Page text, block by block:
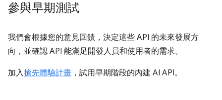
參與早期測試
我們會根據您的意見回饋，決定這些 API 的未來發展方
向，並確認 API 能滿足開發人員和使用者的需求。
加入搶先體驗計畫 ，試用早期階段的內建 AI API。